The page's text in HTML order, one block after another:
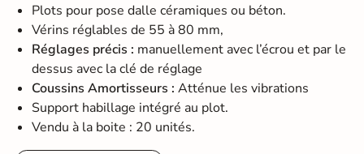
Plots pour pose dalle céramiques ou béton.
Vérins réglables de 55 à 80 mm,
Réglages précis : manuellement avec l’écrou et par le
dessus avec la clé de réglage
Coussins Amortisseurs :Atténue les vibrations
Support habillage intégré au plot.
Vendu à la boite : 20 unités.